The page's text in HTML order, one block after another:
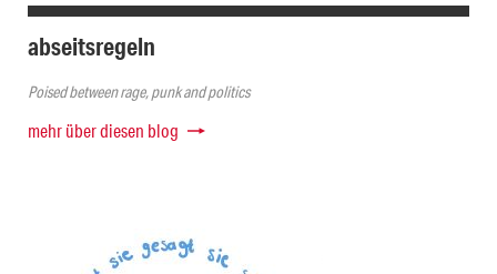
abseitsregeln
Poised between rage, punk and politics
mehr über diesen blog